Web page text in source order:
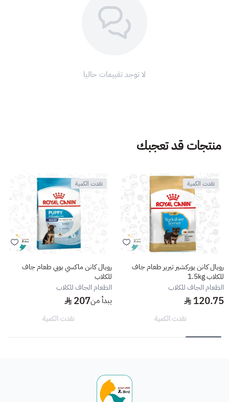
لا توجد تقييمات حاليا
منتجات قد تعجبك
نفدت الكمية
رويال كانن يوركشير تيرير طعام جاف
للكلاب 1.5kg
الطعام الجاف للكلاب
120.75
نفدت الكمية
نفدت الكمية
رويال كانن ماكسي بوبي طعام جاف
للكلاب
الطعام الجاف للكلاب
يبدأ من207
نفدت الكمية